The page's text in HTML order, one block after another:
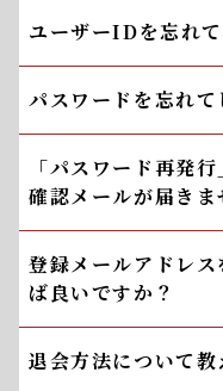
ユーザーIDを忘れて
パスワードを忘れて
「パスワード再発
確認メールが届きま
登録メールアドレ
ば良いですか？
退会方法について教